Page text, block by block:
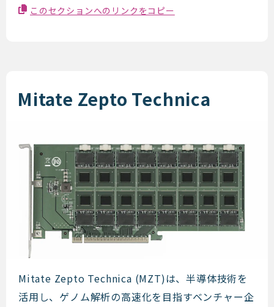
このセクションへのリンクをコピー
Mitate Zepto Technica
Mitate Zepto Technica
Mitate Zepto Technica (MZT)は、半導体技術を
活用し、ゲノム解析の高速化を目指すベンチャー企